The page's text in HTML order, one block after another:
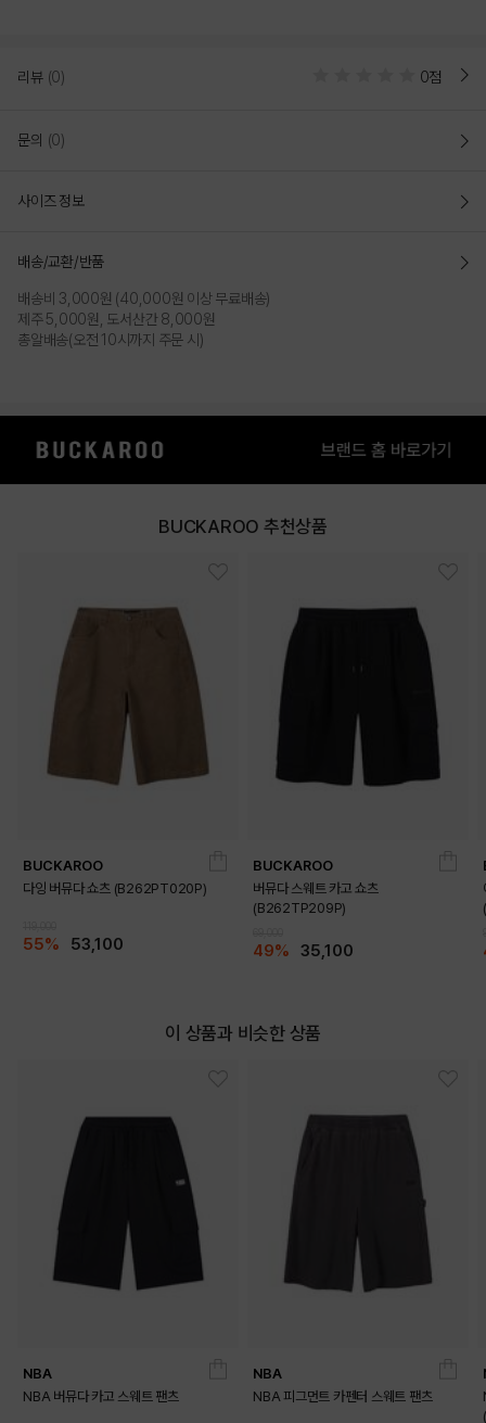
DETAILS
리뷰 (0) 0점
문의 (0)
사이즈 정보
배송/교환/반품
배송비 3,000원 (40,000원 이상 무료배송)
제주 5,000원, 도서산간 8,000원
총알배송(오전 10시까지 주문 시)
BUCKAROO 추천상품
BUCKAROO
다잉 버뮤다 쇼츠 (B262PT020P)
55% 53,100
BUCKAROO
버뮤다 스웨트 카고 쇼츠
(B262TP209P)
49% 35,100
이 상품과 비슷한 상품
NBA
NBA 버뮤다 카고 스웨트 팬츠
NBA
NBA 피그먼트 카펜터 스웨트 팬츠